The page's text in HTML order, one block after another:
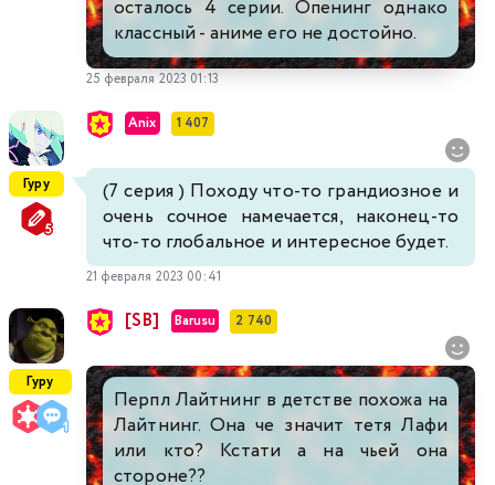
осталось 4 серии. Опенинг однако
классный - аниме его не достойно.
25 февраля 2023 01:13
Гуру
Anix 1 407
(7 серия ) Походу что-то грандиозное и
очень сочное намечается, наконец-то
что-то глобальное и интересное будет.
21 февраля 2023 00:41
Гуру
[SB] Barusu 2 740
Перпл Лайтнинг в детстве похожа на
Лайтнинг. Она че значит тетя Лафи
или кто? Кстати а на чьей она
стороне??